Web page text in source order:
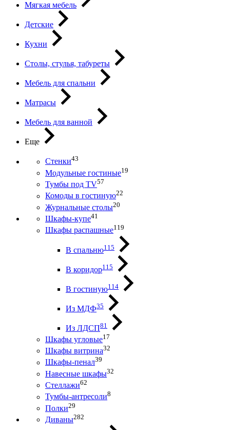
Мягкая мебель
Детские
Кухни
Столы, стулья, табуреты
Мебель для спальни
Матрасы
Мебель для ванной
Еще
Стенки43
Модульные гостиные19
Тумбы под ТV57
Комоды в гостиную22
Журнальные столы20
Шкафы-купе41
Шкафы распашные119
В спальню115
В коридор115
В гостиную114
Из МДФ35
Из ЛДСП81
Шкафы угловые17
Шкафы витрина32
Шкафы-пенал39
Навесные шкафы32
Стеллажи62
Тумбы-антресоли8
Полки29
Диваны282